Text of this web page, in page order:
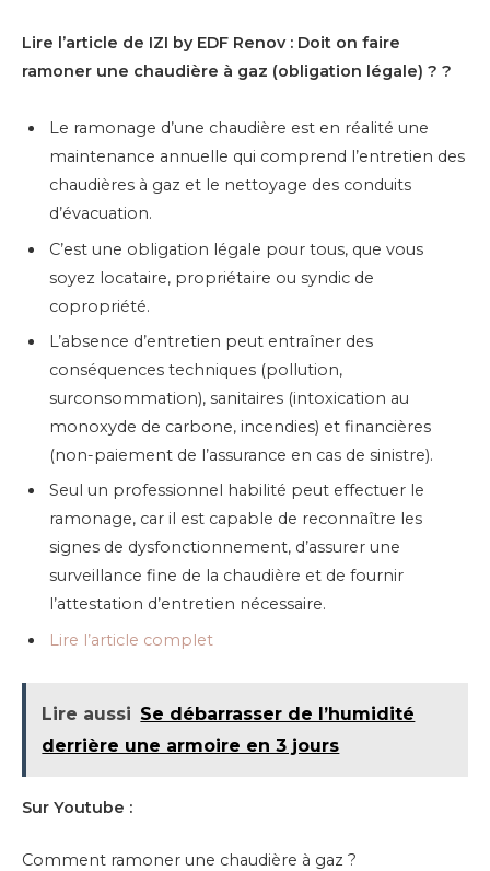
Lire l’article de IZI by EDF Renov : Doit on faire
ramoner une chaudière à gaz (obligation légale) ? ?
Le ramonage d’une chaudière est en réalité une
maintenance annuelle qui comprend l’entretien des
chaudières à gaz et le nettoyage des conduits
d’évacuation.
C’est une obligation légale pour tous, que vous
soyez locataire, propriétaire ou syndic de
copropriété.
L’absence d’entretien peut entraîner des
conséquences techniques (pollution,
surconsommation), sanitaires (intoxication au
monoxyde de carbone, incendies) et financières
(non-paiement de l’assurance en cas de sinistre).
Seul un professionnel habilité peut effectuer le
ramonage, car il est capable de reconnaître les
signes de dysfonctionnement, d’assurer une
surveillance fine de la chaudière et de fournir
l’attestation d’entretien nécessaire.
Lire l’article complet
Lire aussi Se débarrasser de l’humidité
derrière une armoire en 3 jours
Sur Youtube :
Comment ramoner une chaudière à gaz ?